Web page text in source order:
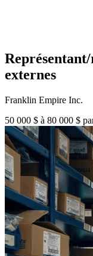
externes
Franklin Empire Inc.
50 000 $ à 80 000 $